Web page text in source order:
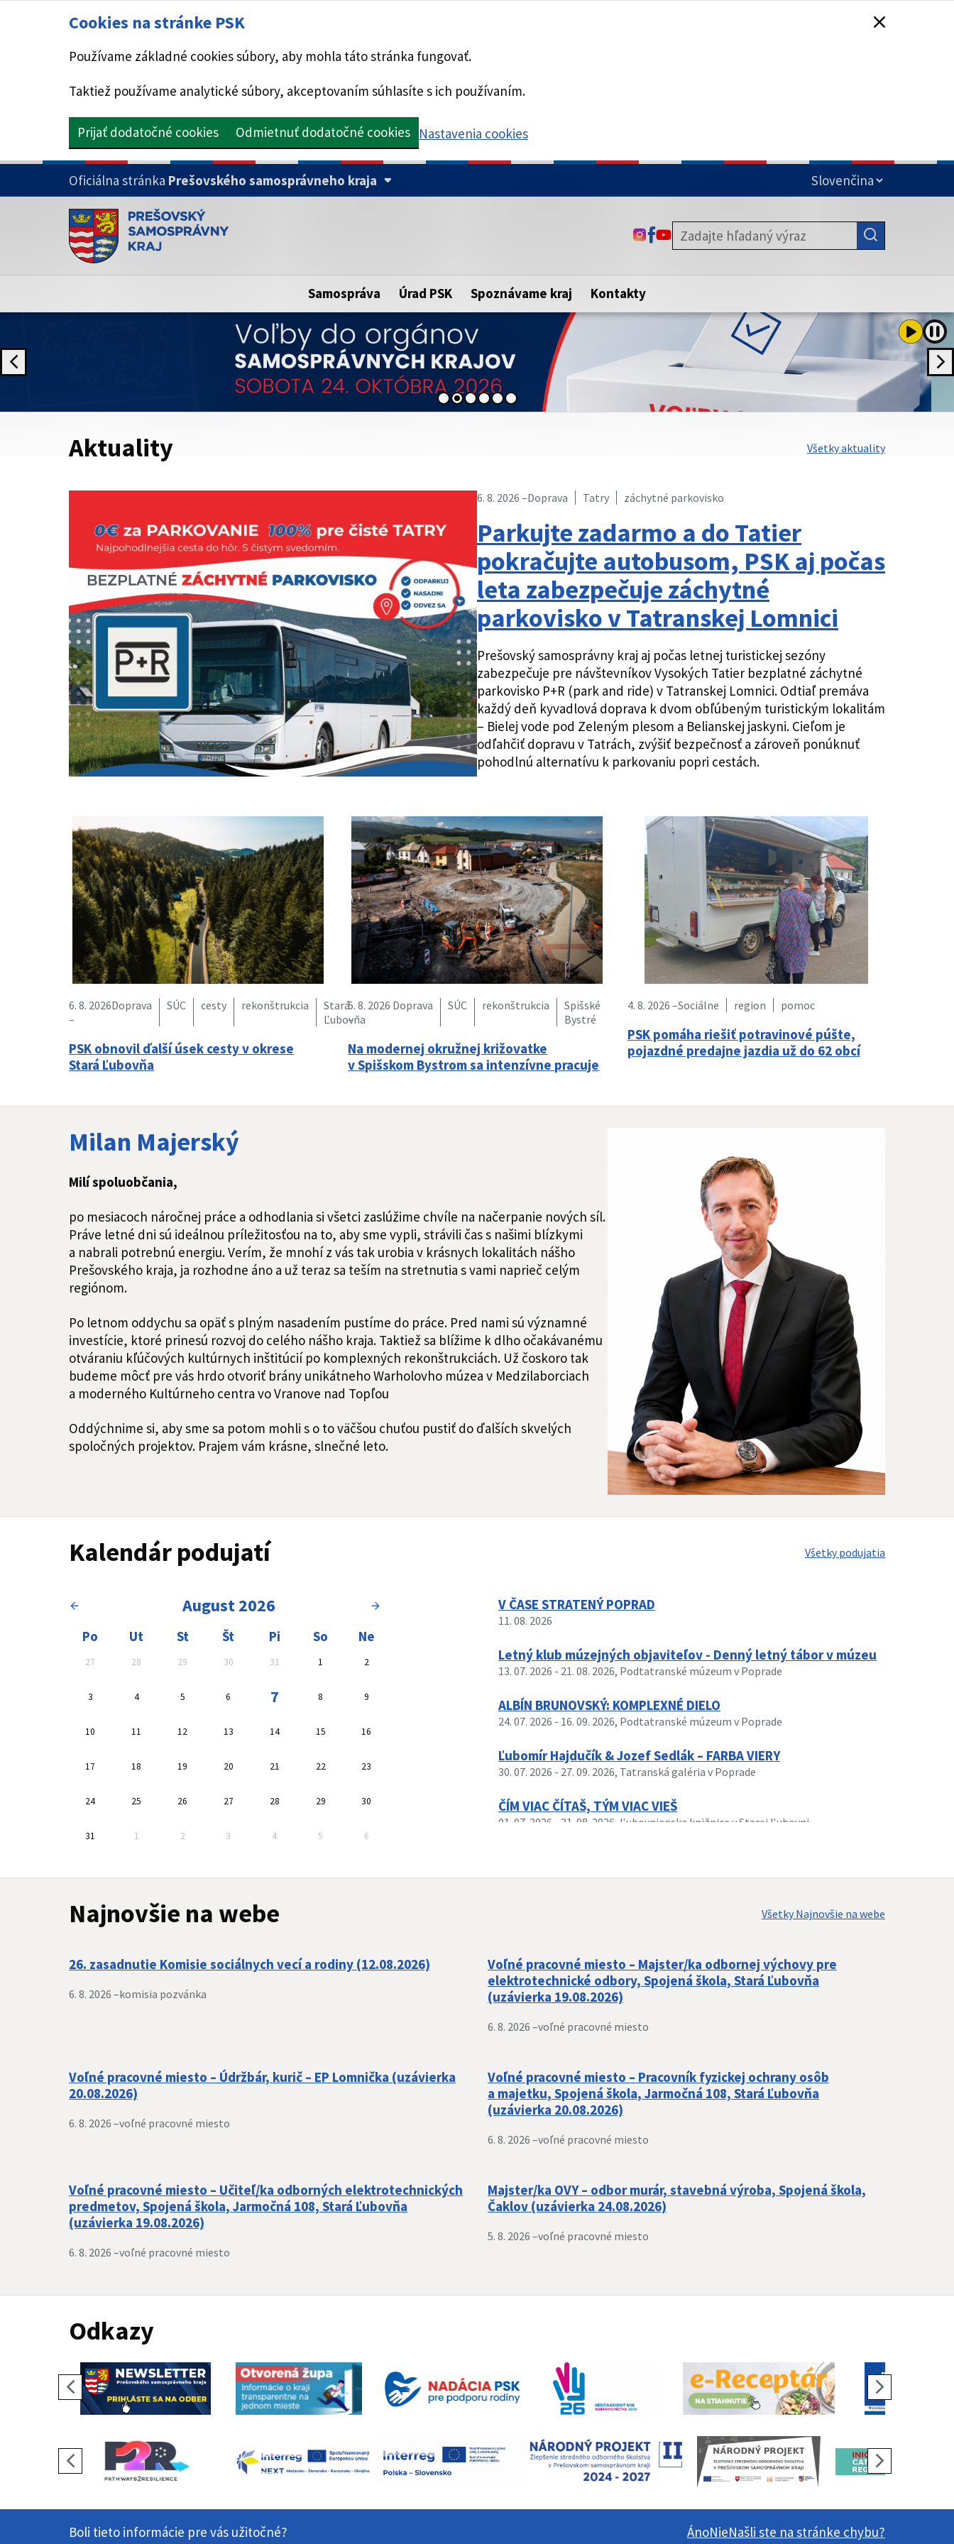
Cookies na stránke PSK
Používame základné cookies súbory, aby mohla táto stránka fungovať.
Taktiež používame analytické súbory, akceptovaním súhlasíte s ich používaním.
Prijať dodatočné cookies Odmietnuť dodatočné cookies Nastavenia cookies
PRESKOČIŤ NA HLAVNÝ OBSAH
Oficiálna stránka Prešovského samosprávneho kraja
Doména psk.sk je oficiálna
Toto je oficiálna webová stránka Prešovského samosprávneho kraja.
Táto stránka je zabezpečená
zabezpečenú webovú stránku. Zabezpečená stránka vždy začína
https:// pred názvom domény webového sídla.
ODKAZ SA OTVORÍ NA NOVEJ KARTE
ODKAZ SA OTVORÍ NA NOVEJ KARTE
ODKAZ SA OTVORÍ NA NOVEJ KARTE
Samospráva Úrad PSK Spoznávame kraj Kontakty
Aktuality Všetky aktuality
6. 8. 2026 –Doprava Tatry záchytné parkovisko
Parkujte zadarmo a do Tatier
pokračujte autobusom, PSK aj počas
leta zabezpečuje záchytné
parkovisko v Tatranskej Lomnici
Prešovský samosprávny kraj aj počas letnej turistickej sezóny
zabezpečuje pre návštevníkov Vysokých Tatier bezplatné záchytné
parkovisko P+R (park and ride) v Tatranskej Lomnici. Odtiaľ premáva
každý deň kyvadlová doprava k dvom obľúbeným turistickým lokalitám
– Bielej vode pod Zeleným plesom a Belianskej jaskyni. Cieľom je
odľahčiť dopravu v Tatrách, zvýšiť bezpečnosť a zároveň ponúknuť
pohodlnú alternatívu k parkovaniu popri cestách.
6. 8. 2026
–
Doprava SÚC cesty rekonštrukcia
Stará
Ľubovňa
PSK obnovil ďalší úsek cesty v okrese
Stará Ľubovňa
5. 8. 2026
–
Doprava SÚC rekonštrukcia
Spišské
Bystré
Na modernej okružnej križovatke
v Spišskom Bystrom sa intenzívne pracuje
4. 8. 2026 –Sociálne region pomoc
PSK pomáha riešiť potravinové púšte,
pojazdné predajne jazdia už do 62 obcí
Milan Majerský
Milí spoluobčania,
po mesiacoch náročnej práce a odhodlania si všetci zaslúžime chvíle na načerpanie nových síl.
Práve letné dni sú ideálnou príležitosťou na to, aby sme vypli, strávili čas s našimi blízkymi
a nabrali potrebnú energiu. Verím, že mnohí z vás tak urobia v krásnych lokalitách nášho
Prešovského kraja, ja rozhodne áno a už teraz sa teším na stretnutia s vami naprieč celým
regiónom.
Po letnom oddychu sa opäť s plným nasadením pustíme do práce. Pred nami sú významné
investície, ktoré prinesú rozvoj do celého nášho kraja. Taktiež sa blížime k dlho očakávanému
otváraniu kľúčových kultúrnych inštitúcií po komplexných rekonštrukciách. Už čoskoro tak
budeme môcť pre vás hrdo otvoriť brány unikátneho Warholovho múzea v Medzilaborciach
a moderného Kultúrneho centra vo Vranove nad Topľou
Oddýchnime si, aby sme sa potom mohli s o to väčšou chuťou pustiť do ďalších skvelých
spoločných projektov. Prajem vám krásne, slnečné leto.
Kalendár podujatí Všetky podujatia
Kalendár, vyberte dátum Oblasť výsledkov vyhľadávania sa aktualizuje automaticky
August 2026
Po Ut St Št Pi So Ne
27 28 29 30 31 1 2
3 4 5 6 7 8 9
10 11 12 13 14 15 16
17 18 19 20 21 22 23
24 25 26 27 28 29 30
31 1 2 3 4 5 6
V ČASE STRATENÝ POPRAD
11. 08. 2026
Letný klub múzejných objaviteľov - Denný letný tábor v múzeu
13. 07. 2026 - 21. 08. 2026, Podtatranské múzeum v Poprade
ALBÍN BRUNOVSKÝ: KOMPLEXNÉ DIELO
24. 07. 2026 - 16. 09. 2026, Podtatranské múzeum v Poprade
Ľubomír Hajdučík & Jozef Sedlák – FARBA VIERY
30. 07. 2026 - 27. 09. 2026, Tatranská galéria v Poprade
ČÍM VIAC ČÍTAŠ, TÝM VIAC VIEŠ
01. 07. 2026 - 31. 08. 2026 , Ľubovnianska knižnica v Starej Ľubovni
Najnovšie na webe Všetky Najnovšie na webe
26. zasadnutie Komisie sociálnych vecí a rodiny (12.08.2026)
6. 8. 2026 –komisia pozvánka
Voľné pracovné miesto – Majster/ka odbornej výchovy pre
elektrotechnické odbory, Spojená škola, Stará Ľubovňa
(uzávierka 19.08.2026)
6. 8. 2026 –voľné pracovné miesto
Voľné pracovné miesto – Údržbár, kurič – EP Lomnička (uzávierka
20.08.2026)
6. 8. 2026 –voľné pracovné miesto
Voľné pracovné miesto – Pracovník fyzickej ochrany osôb
a majetku, Spojená škola, Jarmočná 108, Stará Ľubovňa
(uzávierka 20.08.2026)
6. 8. 2026 –voľné pracovné miesto
Voľné pracovné miesto – Učiteľ/ka odborných elektrotechnických
predmetov, Spojená škola, Jarmočná 108, Stará Ľubovňa
(uzávierka 19.08.2026)
6. 8. 2026 –voľné pracovné miesto
Majster/ka OVY – odbor murár, stavebná výroba, Spojená škola,
Čaklov (uzávierka 24.08.2026)
5. 8. 2026 –voľné pracovné miesto
Odkazy
Boli tieto informácie pre vás užitočné? ÁnoNieNašli ste na stránke chybu?